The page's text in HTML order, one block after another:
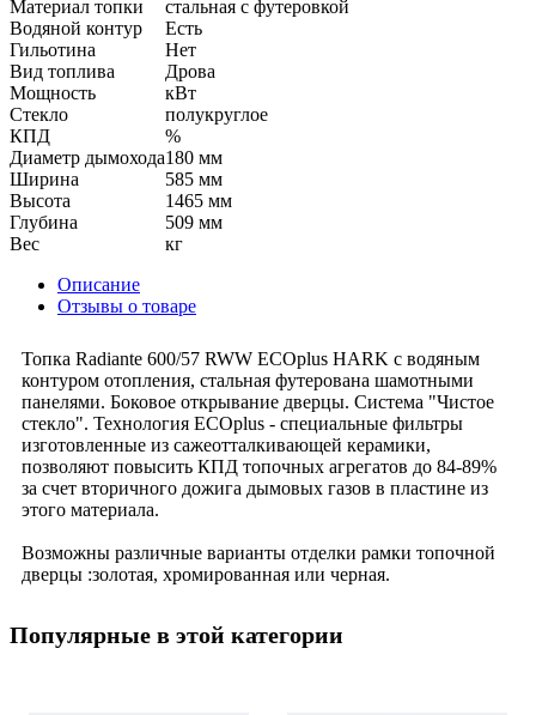
Материал топки
стальная с футеровкой
Водяной контур
Есть
Гильотина
Нет
Вид топлива
Дрова
Мощность
кВт
Стекло
полукруглое
КПД
%
Диаметр дымохода180 мм
Ширина
585 мм
Высота
1465 мм
Глубина
509 мм
Вес
кг
Описание
Отзывы о товаре
Топка Radiante 600/57 RWW ECOplus HARK с водяным
контуром отопления, стальная футерована шамотными
панелями. Боковое открывание дверцы. Система "Чистое
стекло". Технология ECOplus - специальные фильтры
изготовленные из сажеотталкивающей керамики,
позволяют повысить КПД топочных агрегатов до 84-89%
за счет вторичного дожига дымовых газов в пластине из
этого материала.
Возможны различные варианты отделки рамки топочной
дверцы :золотая, хромированная или черная.
Популярные в этой категории